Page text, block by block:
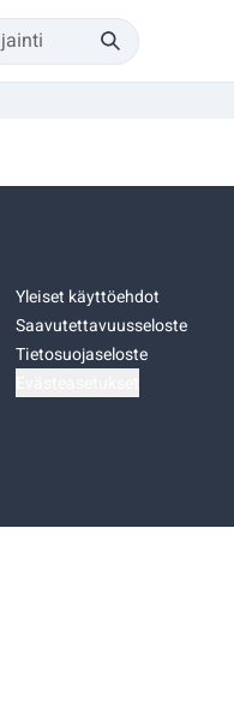
Yleiset käyttöehdot
Saavutettavuusseloste
Tietosuojaseloste